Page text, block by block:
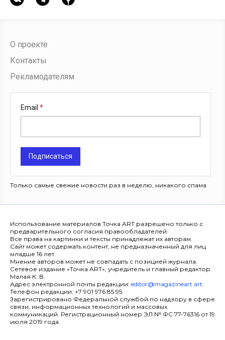
О проекте
Контакты
Рекламодателям
Email
Подписаться
Только самые свежие новости раз в неделю, никакого спама
Использование материалов Точка ART разрешено только с
предварительного согласия правообладателей.
Все права на картинки и тексты принадлежат их авторам.
Сайт может содержать контент, не предназначенный для лиц
младше 16 лет.
Мнение авторов может не совпадать с позицией журнала.
Сетевое издание «Точка ART», учредитель и главный редактор
Малая К. В.
Адрес электронной почты редакции: editor@magazineart.art.
Телефон редакции: +7 901 976 85 95.
Зарегистрировано Федеральной службой по надзору в сфере
связи, информационных технологий и массовых
коммуникаций. Регистрационный номер ЭЛ № ФС 77-76316 от 19
июля 2019 года.